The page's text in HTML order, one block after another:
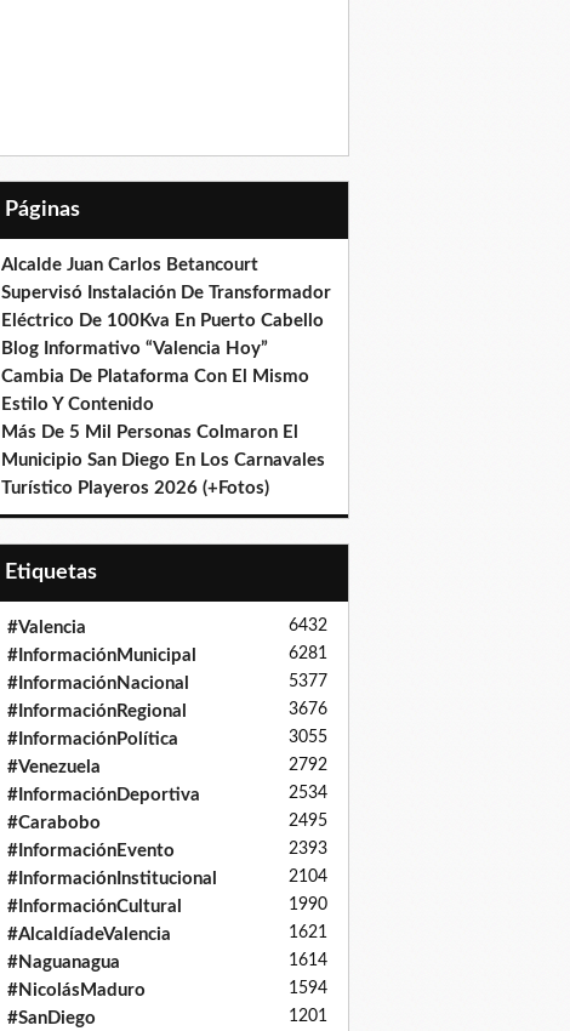
Páginas
Alcalde Juan Carlos Betancourt
Supervisó Instalación De Transformador
Eléctrico De 100Kva En Puerto Cabello
Blog Informativo “Valencia Hoy”
Cambia De Plataforma Con El Mismo
Estilo Y Contenido
Más De 5 Mil Personas Colmaron El
Municipio San Diego En Los Carnavales
Turístico Playeros 2026 (+Fotos)
Etiquetas
#Valencia 6432
#InformaciónMunicipal 6281
#InformaciónNacional 5377
#InformaciónRegional 3676
#InformaciónPolítica 3055
#Venezuela 2792
#InformaciónDeportiva 2534
#Carabobo 2495
#InformaciónEvento 2393
#InformaciónInstitucional 2104
#InformaciónCultural 1990
#AlcaldíadeValencia 1621
#Naguanagua 1614
#NicolásMaduro 1594
#SanDiego 1201